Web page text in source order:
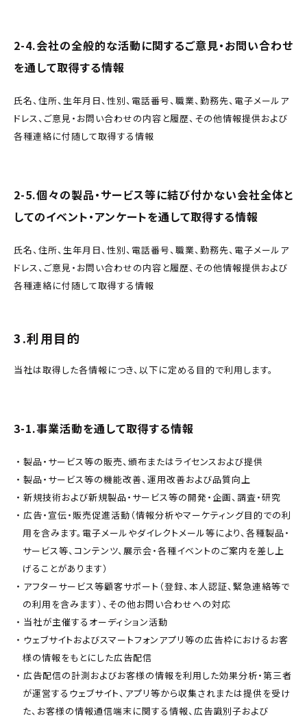
2-4.会社の全般的な活動に関するご意見・お問い合わせ
を通して取得する情報
氏名、住所、生年月日、性別、電話番号、職業、勤務先、電子メールア
ドレス、ご意見・お問い合わせの内容と履歴、その他情報提供および
各種連絡に付随して取得する情報
2-5.個々の製品・サービス等に結び付かない会社全体と
してのイベント・アンケートを通して取得する情報
氏名、住所、生年月日、性別、電話番号、職業、勤務先、電子メールア
ドレス、ご意見・お問い合わせの内容と履歴、その他情報提供および
各種連絡に付随して取得する情報
3.利用目的
当社は取得した各情報につき、以下に定める目的で利用します。
3-1.事業活動を通して取得する情報
製品・サービス等の販売、頒布またはライセンスおよび提供
製品・サービス等の機能改善、運用改善および品質向上
新規技術および新規製品・サービス等の開発・企画、調査・研究
広告・宣伝・販売促進活動（情報分析やマーケティング目的での利
用を含みます。電子メールやダイレクトメール等により、各種製品・
サービス等、コンテンツ、展示会・各種イベントのご案内を差し上
げることがあります）
アフターサービス等顧客サポート（登録、本人認証、緊急連絡等で
の利用を含みます）、その他お問い合わせへの対応
当社が主催するオーディション活動
ウェブサイトおよびスマートフォンアプリ等の広告枠におけるお客
様の情報をもとにした広告配信
広告配信の計測およびお客様の情報を利用した効果分析・第三者
が運営するウェブサイト、アプリ等から収集されまたは提供を受け
た、お客様の情報通信端末に関する情報、広告識別子および